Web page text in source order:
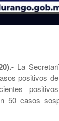
La
positivos
50 casos